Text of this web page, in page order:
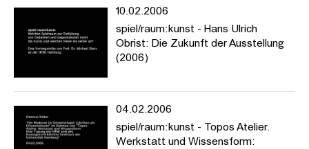
10.02.2006
spiel/raum:kunst - Hans Ulrich
Obrist: Die Zukunft der Ausstellung
(2006)
04.02.2006
spiel/raum:kunst - Topos Atelier.
Werkstatt und Wissensform: